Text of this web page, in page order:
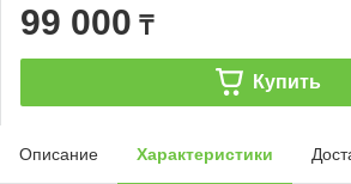
99 000 ₸
Купить
Описание Характеристики